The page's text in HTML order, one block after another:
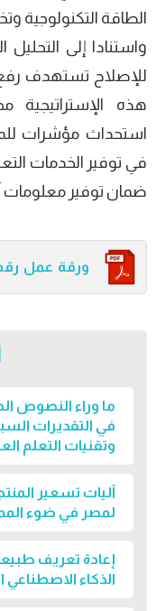
الطاقة التكنولوجية
واستنادا إلى التحليل
للإصلاح تستهدف رفع
هذه
استحداث مؤشرات
في توفير الخدمات
ضمان توفير معلومات
ورقة عمل رقم 76 باللغة
ما وراء النصوص
في التقديرات
وتقنيات التعلم
آليات تسعير
لمصر في ضوء
إعادة تعريف
الذكاء